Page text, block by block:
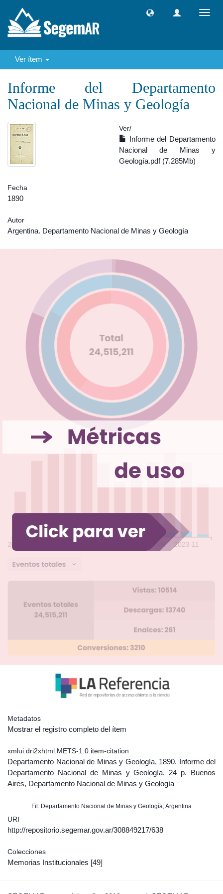
Ver ítem
Informe del Departamento
Nacional de Minas y Geología
Ver/
Informe del Departamento
Nacional de Minas y
Geología.pdf (7.285Mb)
Fecha
1890
Autor
Argentina. Departamento Nacional de Minas y Geología
Metadatos
Mostrar el registro completo del ítem
xmlui.dri2xhtml.METS-1.0.item-citation
Departamento Nacional de Minas y Geología, 1890. Informe del
Departamento Nacional de Minas y Geología. 24 p. Buenos
Aires, Departamento Nacional de Minas y Geología
Fil: Departamento Nacional de Minas y Geología; Argentina
URI
http://repositorio.segemar.gov.ar/308849217/638
Colecciones
Memorias Institucionales [49]